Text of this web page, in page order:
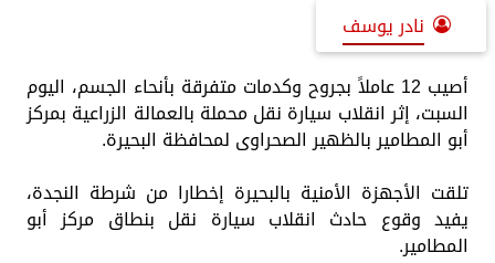
نادر يوسف
أصيب 12 عاملاً بجروح وكدمات متفرقة بأنحاء الجسم، اليوم
السبت، إثر انقلاب سيارة نقل محملة بالعمالة الزراعية بمركز
أبو المطامير بالظهير الصحراوى لمحافظة البحيرة.
تلقت الأجهزة الأمنية بالبحيرة إخطارا من شرطة النجدة،
يفيد وقوع حادث انقلاب سيارة نقل بنطاق مركز أبو
المطامير.